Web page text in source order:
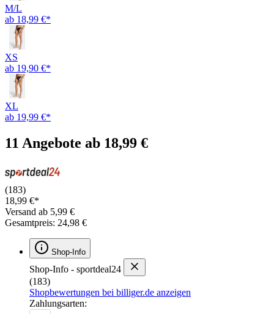
M/L
ab 18,99 €*
XS
ab 19,90 €*
XL
ab 19,99 €*
11 Angebote ab 18,99 €
(183)
18,99 €*
Versand ab 5,99 €
Gesamtpreis: 24,98 €
Shop-Info
Shop-Info - sportdeal24
(183)
Shopbewertungen bei billiger.de anzeigen
Zahlungsarten: